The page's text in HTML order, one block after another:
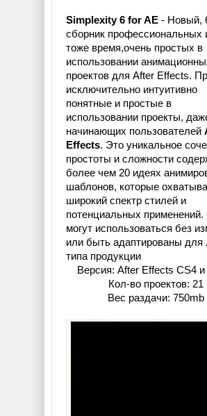
Simplexity 6 for AE - Новый,
сборник профессиональных
тоже время,очень простых в
использовании
проектов для After Effects.
исключительно интуитивно
понятные и простые в
использовании проекты,
начинающих пользователей
Effects. Это уникальное
простоты и сложности
более чем 20 идеях
шаблонов, которые
широкий спектр стилей и
потенциальных
могут использоваться без
или быть адаптированы для
типа продукции
Версия: After Effects CS4
Кол-во проектов: 21
Вес раздачи: 750mb